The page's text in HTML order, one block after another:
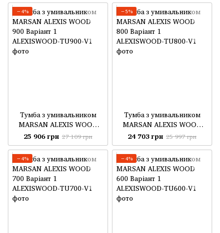
−4%
Тумба з умивальником
MARSAN ALEXIS WOOD
900 Варіант 1
25 906 грн 27 109 грн
−5%
Тумба з умивальником
MARSAN ALEXIS WOOD
800 Варіант 1
24 703 грн 25 997 грн
−4% −4%